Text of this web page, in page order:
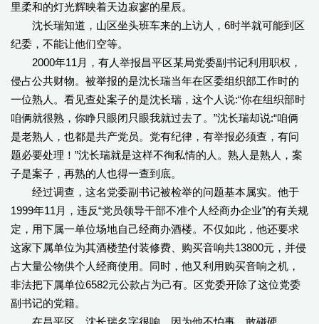
里柔和的灯光辉映着天边寂寥的星辰。
沈长瑞知道，山区坐头班车来的上访人，6时半就可能到区
纪委，不能让他们空等。
2000年11月，有人举报昌平区某局党委副书记利用职权，
侵占公共财物。被举报的是沈长瑞当年在区委组织部工作时的
一位熟人。看见查处案子的是沈长瑞，这个人说:“你在组织部时
咱俩就很熟，你睁只眼闭只眼我就过去了。”沈长瑞却说:“咱俩
是老熟人，也都是共产党员。党有纪律，有举报必须查，有问
题必要处理！”沈长瑞就是这样不徇私情的人。熟人是熟人，案
子是案子，再熟的人也得一查到底。
经过调查，这名党委副书记被检举的问题基本属实。他于
1999年11月，违反“党员领导干部不准个人经商办企业”的有关规
定，用下属一单位场地自己经商办酒楼。不仅如此，他还要求
这家下属单位为其酒楼垫付装修费、购买音响共13800元，并侵
占大量公物供个人经商使用。同时，他又利用购买音响之机，
非法把下属单位6582元公款占为己有。区党委开除了这位党委
副书记的党籍。
在昌平区，沈长瑞名字很响，因为他不怕事，敢碰硬。